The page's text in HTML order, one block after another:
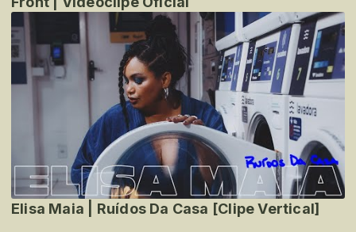
Elisa Maia | Ruídos Da Casa [Clipe Vertical]